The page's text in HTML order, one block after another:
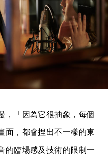
，「因為它很抽象，每個
面，都會捏出不一樣的東
的臨場感及技術的限制一